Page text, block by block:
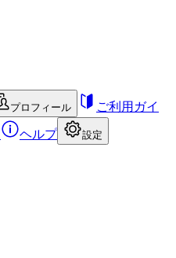
プロフィール ご利用ガイ
ヘルプ 設定